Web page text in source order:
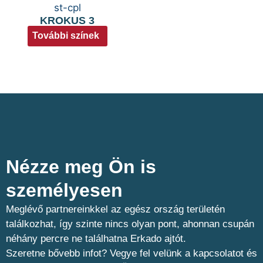
KROKUS 3
További színek
Nézze meg Ön is
személyesen​
Meglévő partnereinkkel az egész ország területén
találkozhat, így szinte nincs olyan pont, ahonnan csupán
néhány percre ne találhatna Erkado ajtót.
Szeretne bővebb infot? Vegye fel velünk a kapcsolatot és